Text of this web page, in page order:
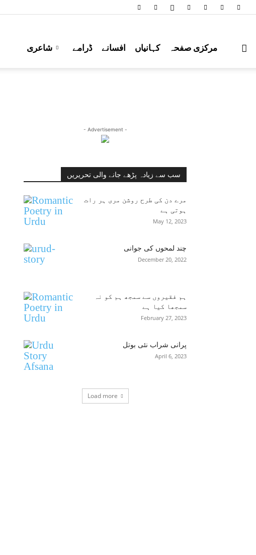
مرکزی صفحہ کہانیاں افسانے ڈرامے شاعری
- Advertisement -
سب سے زیادہ پڑھے جانے والی تحریریں
مرے دن کی طرح روشن مری ہر رات
ہوتی ہے
May 12, 2023
چند لمحوں کی جوانی
December 20, 2022
ہم فقیروں سے سمجھ ہم کو نہ
سمجھا کیا ہے
February 27, 2023
پرانی شراب نئی بوتل
April 6, 2023
Load more